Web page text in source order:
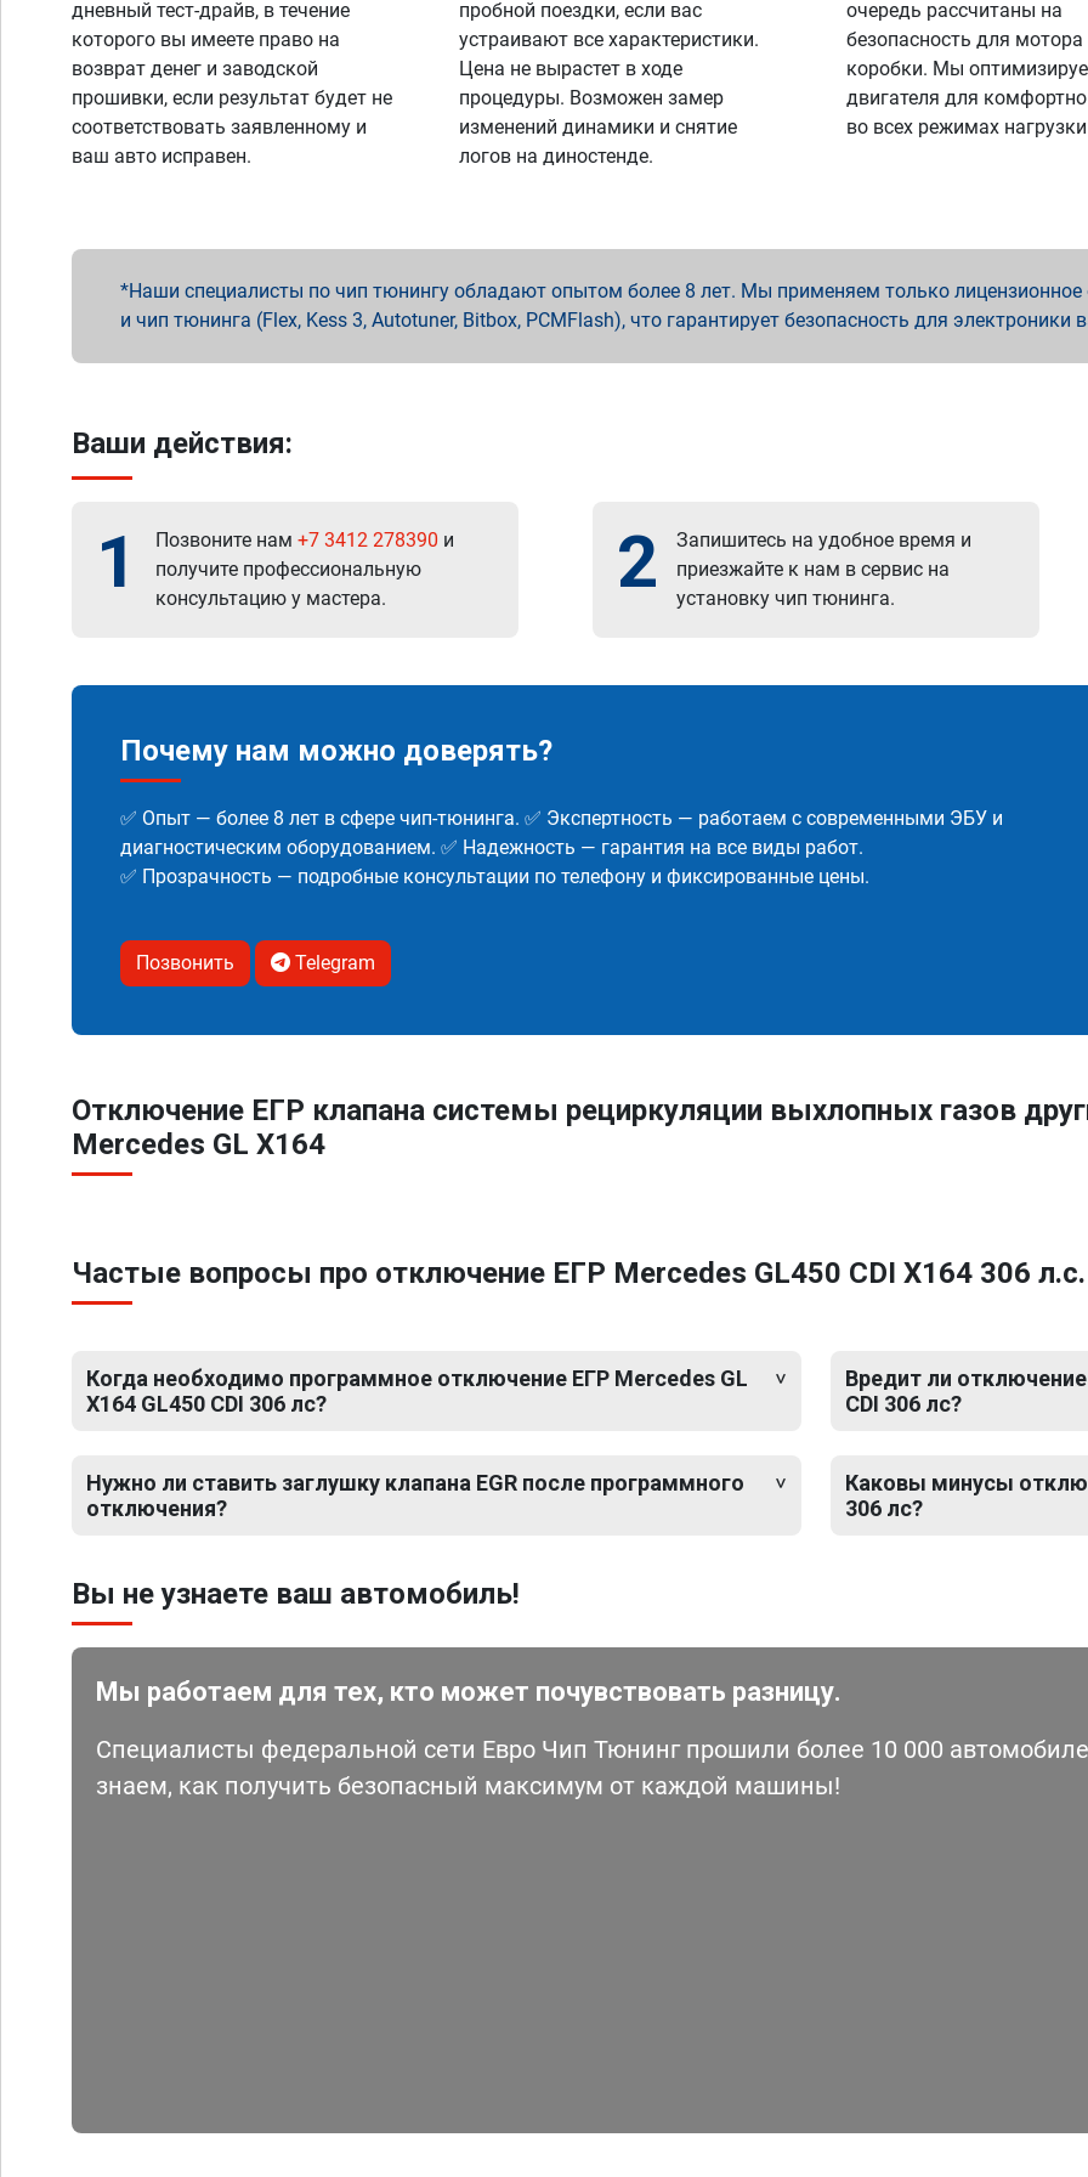
дневный тест-драйв, в течение
которого вы имеете право на
возврат денег и заводской
прошивки, если результат будет не
соответствовать заявленному и
ваш авто исправен.
пробной поездки, если вас
устраивают все характеристики.
Цена не вырастет в ходе
процедуры. Возможен замер
изменений динамики и снятие
логов на диностенде.
очередь рассчитаны на
безопасность для мотора
коробки. Мы
двигателя для
во всех режимах
Наши специалисты по чип тюнингу обладают опытом более 8 лет. Мы применяем только лицензионное
и чип тюнинга (Flex, Kess 3, Autotuner, Bitbox, PCMFlash), что гарантирует безопасность для электроники
Ваши действия:
1 Позвоните нам +7 3412 278390 и
получите профессиональную
консультацию у мастера.
2
Запишитесь на удобное время и
приезжайте к нам в сервис на
установку чип тюнинга.
Почему нам можно доверять?
✅ Опыт — более 8 лет в сфере чип-тюнинга. ✅ Экспертность — работаем с современными ЭБУ и
диагностическим оборудованием. ✅ Надежность — гарантия на все виды работ.
✅ Прозрачность — подробные консультации по телефону и фиксированные цены.
Позвонить Telegram
Отключение ЕГР клапана системы рециркуляции выхлопных газов
Mercedes GL X164
Частые вопросы про отключение ЕГР Mercedes GL450 CDI X164 306 л.с.
Когда необходимо программное отключение ЕГР Mercedes GL
X164 GL450 CDI 306 лс?
Нужно ли ставить заглушку клапана EGR после программного
отключения?
Вредит ли
CDI 306 лс?
Каковы минусы
306 лс?
Вы не узнаете ваш автомобиль!
Мы работаем для тех, кто может почувствовать разницу.
Специалисты федеральной сети Евро Чип Тюнинг прошили более 10 000
знаем, как получить безопасный максимум от каждой машины!